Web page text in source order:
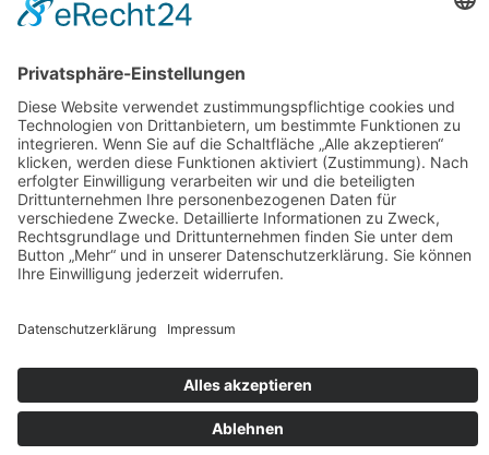
einschlägigen Lese-Portalen oder in den Online-Buchshops.
Rechtliches
Datenschutzerklärung
Impressum
©2026 -Autorin Tala T. Alsted Datenschutzerklärung